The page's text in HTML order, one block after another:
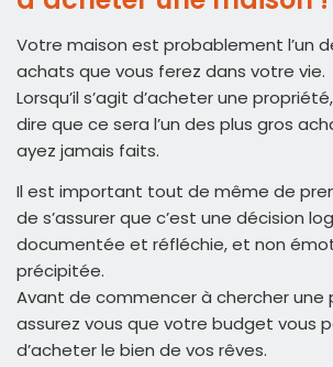
Votre maison est probablement l’un
achats que vous ferez dans votre vie.
Lorsqu’il s’agit d’acheter une
dire que ce sera l’un des plus gros
ayez jamais faits.
Il est important tout de même de
de s’assurer que c’est une décision
documentée et réfléchie, et non
précipitée.
Avant de commencer à chercher une
assurez vous que votre budget vous
d’acheter le bien de vos rêves.